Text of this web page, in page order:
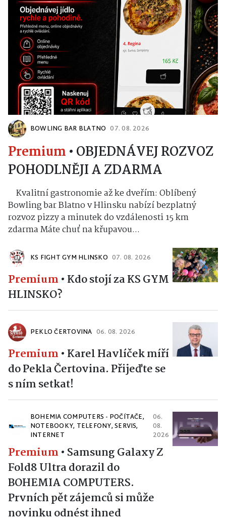
BOWLING BAR BLATNO 07. 08. 2026
Premium • OBJEDNÁVEJ ROZVOZ
POHODLNĚJI A ZDARMA
Kvalitní gastronomie až ke dveřím: Oblíbený
Bowling bar Blatno v Hlinsku nabízí bezplatný
rozvoz pizzy a minutek do vzdálenosti 15 km
zdarma Máte chuť na křupavou...
KS FIGHT GYM HLINSKO 07. 08. 2026
Premium • Kdo stojí za KS GYM
HLINSKO?
PEKLO ČERTOVINA 06. 08. 2026
Premium • Karel Havlíček míří
do Pekla Čertovina. Přijeďte se
s ním setkat!
BOHEMIA COMPUTERS - POČÍTAČE,
NOTEBOOKY, TELEFONY, SERVIS,
INTERNET
06.
08.
2026
Premium • Samsung Galaxy Z
Fold8 Ultra dorazil do
BOHEMIA COMPUTERS.
Prvních pět zájemců si může
novinku odnést ihned